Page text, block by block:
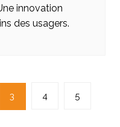
innovation
des usagers.
3 4 5